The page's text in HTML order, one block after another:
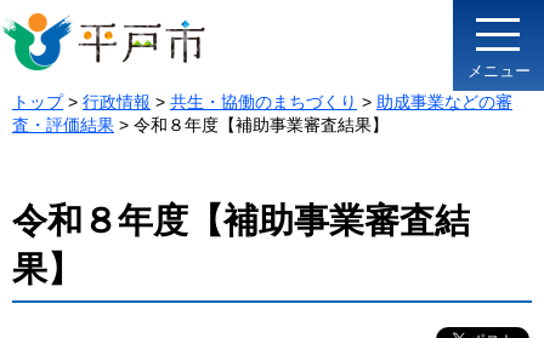
メニュー
トップ> 行政情報 > 共生・協働のまちづくり > 助成事業などの審
査・評価結果 > 令和８年度【補助事業審査結果】
令和８年度【補助事業審査結
果】